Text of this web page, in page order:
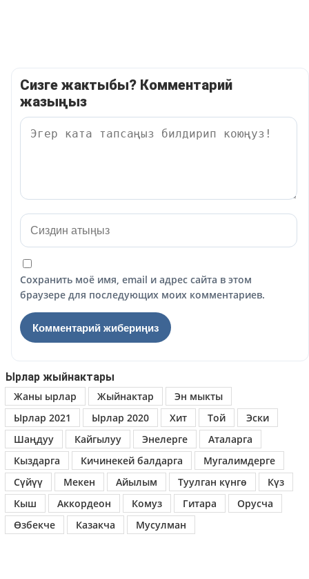
Сизге жактыбы? Комментарий
жазыңыз
Сохранить моё имя, email и адрес сайта в этом
браузере для последующих моих комментариев.
Ырлар жыйнактары
Жаны ырлар
Жыйнактар
Эн мыкты
Ырлар 2021
Ырлар 2020 Хит Той
Эски
Шаңдуу
Кайгылуу Энелерге
Аталарга
Кыздарга
Кичинекей балдарга
Мугалимдерге
Сүйүү
Мекен Айылым Туулган күнгө
Күз
Кыш
Аккордеон Комуз Гитара
Орусча
Өзбекче
Казакча Мусулман